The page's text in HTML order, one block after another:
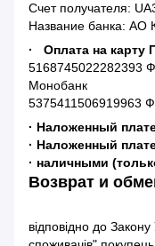
Счет получателя:
Название банка:
· Оплата на карту
5168745022282393
Монобанк
5375411506919963
· Наложенный
· Наложенный
· наличными
Возврат и
відповідно до